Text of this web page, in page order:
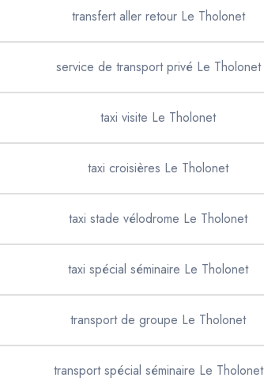
transfert aller retour Le Tholonet
service de transport privé Le Tholonet
taxi visite Le Tholonet
taxi croisières Le Tholonet
taxi stade vélodrome Le Tholonet
taxi spécial séminaire Le Tholonet
transport de groupe Le Tholonet
transport spécial séminaire Le Tholonet